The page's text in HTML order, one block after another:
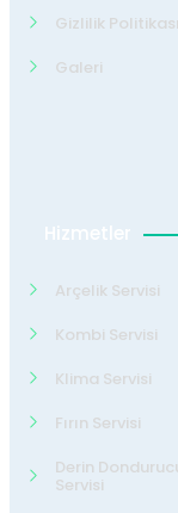
Gizlilik Politikası
Galeri
Hizmetler
Arçelik Servisi
Kombi Servisi
Klima Servisi
Fırın Servisi
Derin
Servisi